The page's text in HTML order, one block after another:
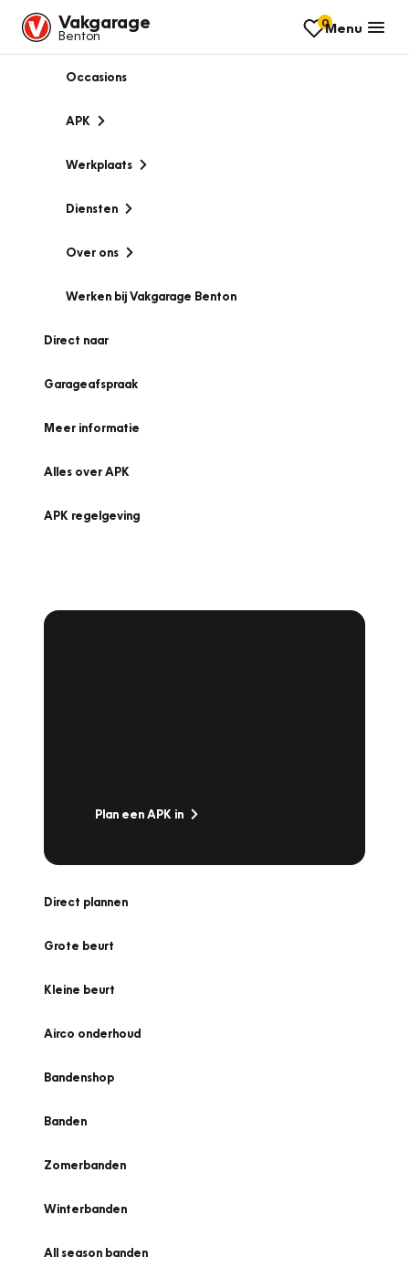
Vakgarage
Benton
0Menu
Occasions
APK
Werkplaats
Diensten
Over ons
Werken bij Vakgarage Benton
Direct naar
Garageafspraak
Meer informatie
Alles over APK
APK regelgeving
Plan een APK in
Direct plannen
Grote beurt
Kleine beurt
Airco onderhoud
Bandenshop
Banden
Zomerbanden
Winterbanden
All season banden